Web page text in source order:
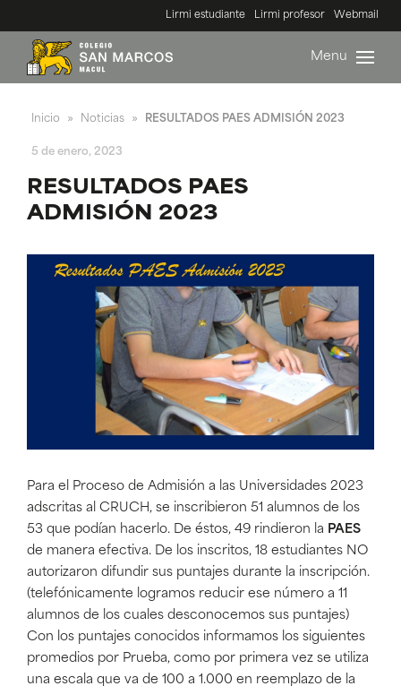
Lirmi estudiante Lirmi profesor Webmail
Menu
Inicio » Noticias » RESULTADOS PAES ADMISIÓN 2023
5 de enero, 2023
RESULTADOS PAES
ADMISIÓN 2023
Para el Proceso de Admisión a las Universidades 2023
adscritas al CRUCH, se inscribieron 51 alumnos de los
53 que podían hacerlo. De éstos, 49 rindieron la PAES
de manera efectiva. De los inscritos, 18 estudiantes NO
autorizaron difundir sus puntajes durante la inscripción.
(telefónicamente logramos reducir ese número a 11
alumnos de los cuales desconocemos sus puntajes)
Con los puntajes conocidos informamos los siguientes
promedios por Prueba, como por primera vez se utiliza
una escala que va de 100 a 1.000 en reemplazo de la